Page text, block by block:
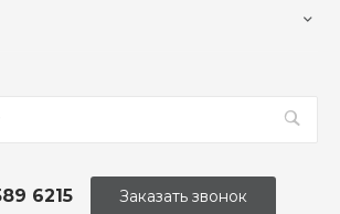
6215 Заказать звонок